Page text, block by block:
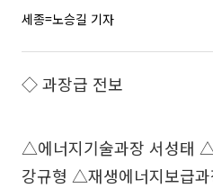
세종=노승길 기자
◇ 과장급 전보
△에너지기술과장 서성태
강규형 △재생에너지보급